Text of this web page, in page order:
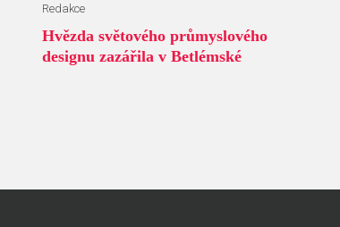
Redakce
Hvězda světového průmyslového
designu zazářila v Betlémské